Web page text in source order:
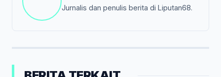
Jurnalis dan penulis berita di Liputan68.